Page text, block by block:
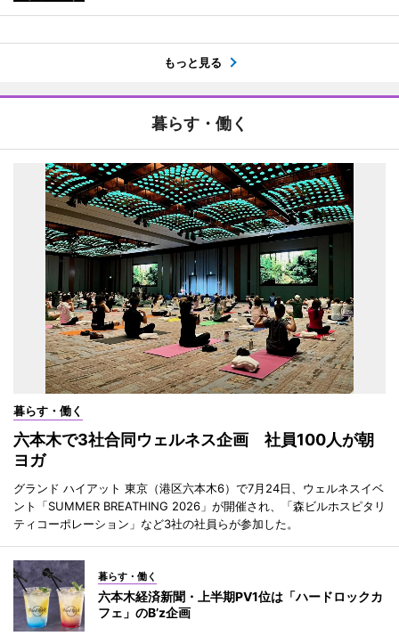
もっと見る
暮らす・働く
暮らす・働く
六本木で3社合同ウェルネス企画 社員100人が朝
ヨガ
グランド ハイアット 東京（港区六本木6）で7月24日、ウェルネスイベ
ント「SUMMER BREATHING 2026」が開催され、「森ビルホスピタリ
ティコーポレーション」など3社の社員らが参加した。
暮らす・働く
六本木経済新聞・上半期PV1位は「ハードロックカ
フェ」のB’z企画